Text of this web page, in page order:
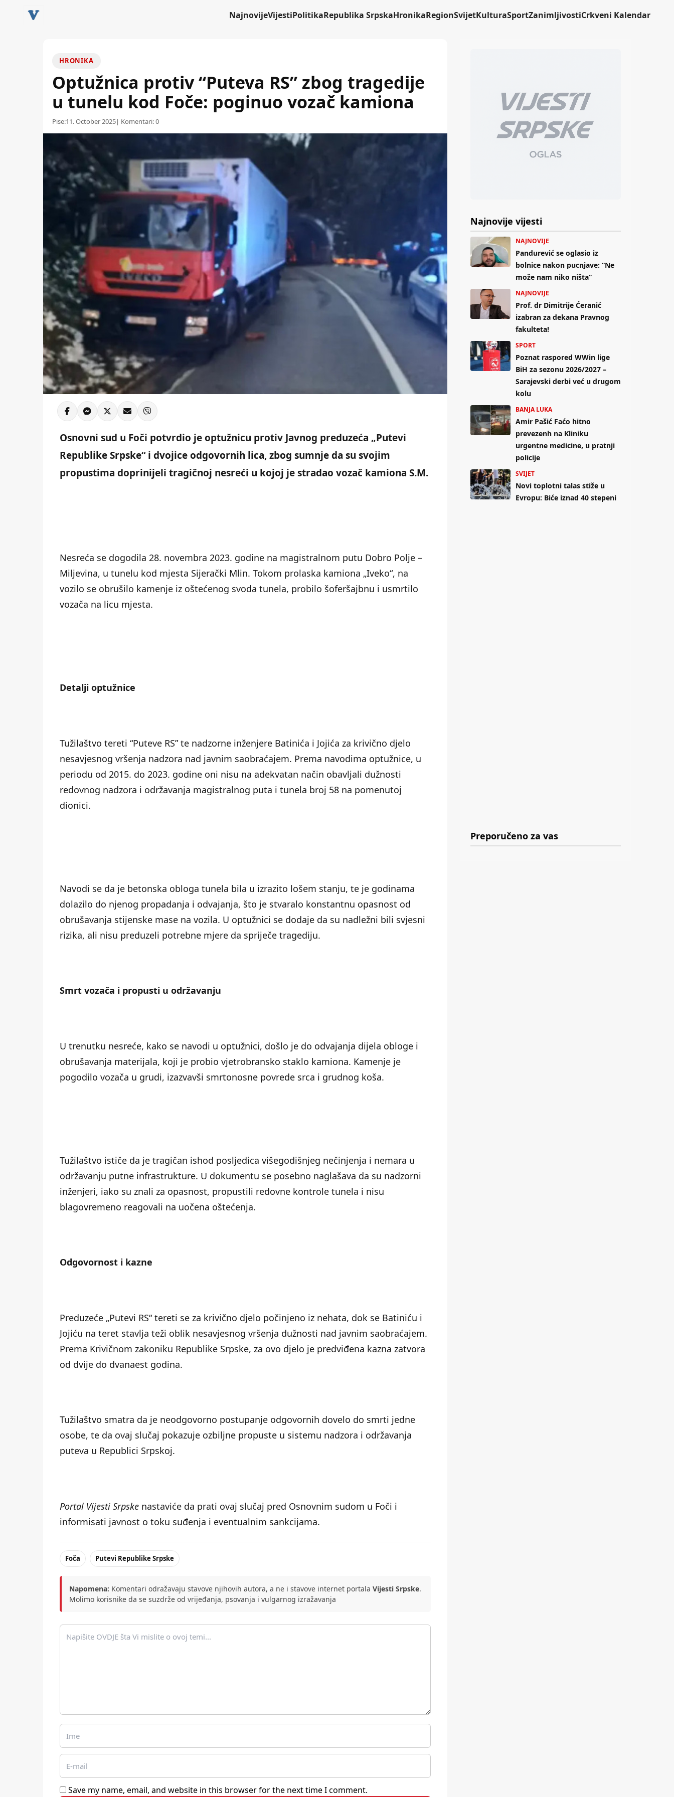
NajnovijeVijestiPolitikaRepublika SrpskaHronikaRegionSvijetKulturaSportZanimljivostiCrkveni Kalendar
HRONIKA
Optužnica protiv “Puteva RS” zbog tragedije
u tunelu kod Foče: poginuo vozač kamiona
Pise:11. October 2025| Komentari:0
Osnovni sud u Foči potvrdio je optužnicu protiv Javnog preduzeća „Putevi
Republike Srpske“ i dvojice odgovornih lica, zbog sumnje da su svojim
propustima doprinijeli tragičnoj nesreći u kojoj je stradao vozač kamiona S.M.
Nesreća se dogodila 28. novembra 2023. godine na magistralnom putu Dobro Polje –
Miljevina, u tunelu kod mjesta Sijerački Mlin. Tokom prolaska kamiona „Iveko“, na
vozilo se obrušilo kamenje iz oštećenog svoda tunela, probilo šoferšajbnu i usmrtilo
vozača na licu mjesta.
Detalji optužnice
Tužilaštvo tereti “Puteve RS” te nadzorne inženjere Batinića i Jojića za krivično djelo
nesavjesnog vršenja nadzora nad javnim saobraćajem. Prema navodima optužnice, u
periodu od 2015. do 2023. godine oni nisu na adekvatan način obavljali dužnosti
redovnog nadzora i održavanja magistralnog puta i tunela broj 58 na pomenutoj
dionici.
Navodi se da je betonska obloga tunela bila u izrazito lošem stanju, te je godinama
dolazilo do njenog propadanja i odvajanja, što je stvaralo konstantnu opasnost od
obrušavanja stijenske mase na vozila. U optužnici se dodaje da su nadležni bili svjesni
rizika, ali nisu preduzeli potrebne mjere da spriječe tragediju.
Smrt vozača i propusti u održavanju
U trenutku nesreće, kako se navodi u optužnici, došlo je do odvajanja dijela obloge i
obrušavanja materijala, koji je probio vjetrobransko staklo kamiona. Kamenje je
pogodilo vozača u grudi, izazvavši smrtonosne povrede srca i grudnog koša.
Tužilaštvo ističe da je tragičan ishod posljedica višegodišnjeg nečinjenja i nemara u
održavanju putne infrastrukture. U dokumentu se posebno naglašava da su nadzorni
inženjeri, iako su znali za opasnost, propustili redovne kontrole tunela i nisu
blagovremeno reagovali na uočena oštećenja.
Odgovornost i kazne
Preduzeće „Putevi RS“ tereti se za krivično djelo počinjeno iz nehata, dok se Batiniću i
Jojiću na teret stavlja teži oblik nesavjesnog vršenja dužnosti nad javnim saobraćajem.
Prema Krivičnom zakoniku Republike Srpske, za ovo djelo je predviđena kazna zatvora
od dvije do dvanaest godina.
Tužilaštvo smatra da je neodgovorno postupanje odgovornih dovelo do smrti jedne
osobe, te da ovaj slučaj pokazuje ozbiljne propuste u sistemu nadzora i održavanja
puteva u Republici Srpskoj.
Portal Vijesti Srpske nastaviće da prati ovaj slučaj pred Osnovnim sudom u Foči i
informisati javnost o toku suđenja i eventualnim sankcijama.
Foča Putevi Republike Srpske
Napomena: Komentari odražavaju stavove njihovih autora, a ne i stavove internet portala Vijesti Srpske.
Molimo korisnike da se suzdrže od vrijeđanja, psovanja i vulgarnog izražavanja
Save my name, email, and website in this browser for the next time I comment.
Najnovije vijesti
NAJNOVIJE
Pandurević se oglasio iz
bolnice nakon pucnjave: “Ne
može nam niko ništa”
NAJNOVIJE
Prof. dr Dimitrije Ćeranić
izabran za dekana Pravnog
fakulteta!
SPORT
Poznat raspored WWin lige
BiH za sezonu 2026/2027 –
Sarajevski derbi već u drugom
kolu
BANJA LUKA
Amir Pašić Faćo hitno
prevezenh na Kliniku
urgentne medicine, u pratnji
policije
SVIJET
Novi toplotni talas stiže u
Evropu: Biće iznad 40 stepeni
Preporučeno za vas